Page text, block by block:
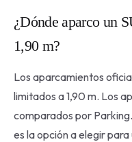
¿Dónde aparco un
1,90 m?
Los aparcamientos
limitados a 1,90 m. Los
comparados por
es la opción a elegir